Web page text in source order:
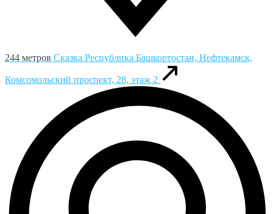
244 метров Сказка Республика Башкортостан, Нефтекамск,
Комсомольский проспект, 28, этаж 2